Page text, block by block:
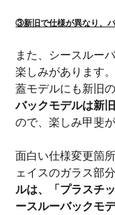
③新旧で仕様が異なり、
また、シースルー
楽しみがあります
蓋モデルにも新旧
バックモデルは新
ので、楽しみ甲斐
面白い仕様変更箇
ェイスのガラス部
ルは、「プラスチ
ースルーバックモ